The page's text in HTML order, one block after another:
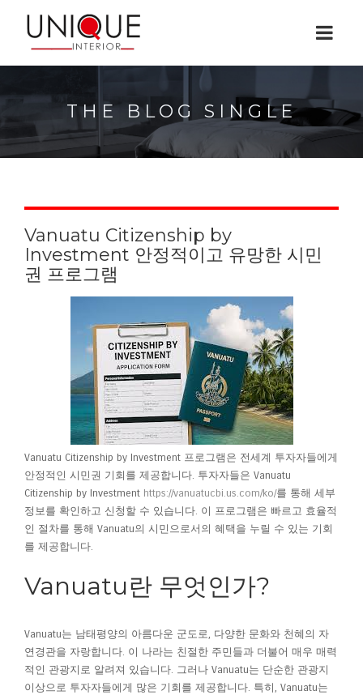
THE BLOG SINGLE
Vanuatu Citizenship by
Investment 안정적이고 유망한 시민
권 프로그램
Vanuatu Citizenship by Investment 프로그램은 전세계 투자자들에게
안정적인 시민권 기회를 제공합니다. 투자자들은 Vanuatu
Citizenship by Investment https://vanuatucbi.us.com/ko/를 통해 세부
정보를 확인하고 신청할 수 있습니다. 이 프로그램은 빠르고 효율적
인 절차를 통해 Vanuatu의 시민으로서의 혜택을 누릴 수 있는 기회
를 제공합니다.
Vanuatu란 무엇인가?
Vanuatu는 남태평양의 아름다운 군도로, 다양한 문화와 천혜의 자
연경관을 자랑합니다. 이 나라는 친절한 주민들과 더불어 매우 매력
적인 관광지로 알려져 있습니다. 그러나 Vanuatu는 단순한 관광지
이상으로 투자자들에게 많은 기회를 제공합니다. 특히, Vanuatu는